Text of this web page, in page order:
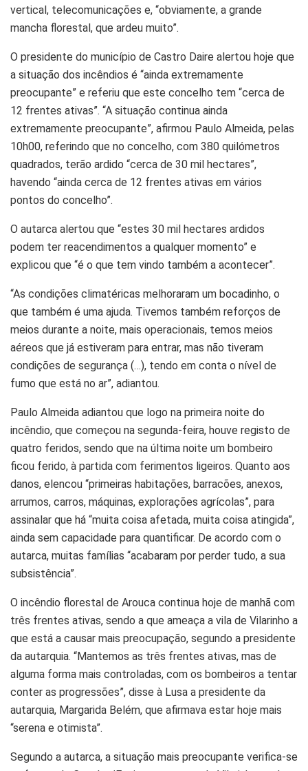
vertical, telecomunicações e, “obviamente, a grande
mancha florestal, que ardeu muito”.
O presidente do município de Castro Daire alertou hoje que
a situação dos incêndios é “ainda extremamente
preocupante” e referiu que este concelho tem “cerca de
12 frentes ativas”. “A situação continua ainda
extremamente preocupante”, afirmou Paulo Almeida, pelas
10h00, referindo que no concelho, com 380 quilómetros
quadrados, terão ardido “cerca de 30 mil hectares”,
havendo “ainda cerca de 12 frentes ativas em vários
pontos do concelho”.
O autarca alertou que “estes 30 mil hectares ardidos
podem ter reacendimentos a qualquer momento” e
explicou que “é o que tem vindo também a acontecer”.
“As condições climatéricas melhoraram um bocadinho, o
que também é uma ajuda. Tivemos também reforços de
meios durante a noite, mais operacionais, temos meios
aéreos que já estiveram para entrar, mas não tiveram
condições de segurança (…), tendo em conta o nível de
fumo que está no ar”, adiantou.
Paulo Almeida adiantou que logo na primeira noite do
incêndio, que começou na segunda-feira, houve registo de
quatro feridos, sendo que na última noite um bombeiro
ficou ferido, à partida com ferimentos ligeiros. Quanto aos
danos, elencou “primeiras habitações, barracões, anexos,
arrumos, carros, máquinas, explorações agrícolas”, para
assinalar que há “muita coisa afetada, muita coisa atingida”,
ainda sem capacidade para quantificar. De acordo com o
autarca, muitas famílias “acabaram por perder tudo, a sua
subsistência”.
O incêndio florestal de Arouca continua hoje de manhã com
três frentes ativas, sendo a que ameaça a vila de Vilarinho a
que está a causar mais preocupação, segundo a presidente
da autarquia. “Mantemos as três frentes ativas, mas de
alguma forma mais controladas, com os bombeiros a tentar
conter as progressões”, disse à Lusa a presidente da
autarquia, Margarida Belém, que afirmava estar hoje mais
“serena e otimista”.
Segundo a autarca, a situação mais preocupante verifica-se